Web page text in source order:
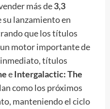
más de3,3
su lanzamiento en
que los títulos
motor importante de
títulos
eIntergalactic: The
como los próximos
manteniendo el ciclo